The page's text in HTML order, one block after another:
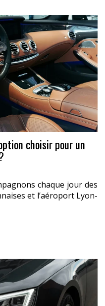
choisir pour un
chaque jour des
et l’aéroport Lyon-